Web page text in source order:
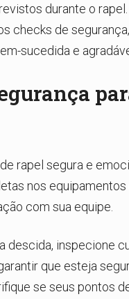
durante o
checks de
sucedida e
rapel segura e
nos
com sua equipe.
descida, inspecione
que esteja
se seus pontos